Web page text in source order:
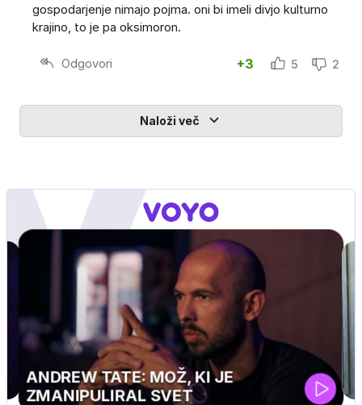
gospodarjenje nimajo pojma. oni bi imeli divjo kulturno
krajino, to je pa oksimoron.
Odgovori +3 5 2
Naloži več
MOJ PRIJATELJ PINGVIN